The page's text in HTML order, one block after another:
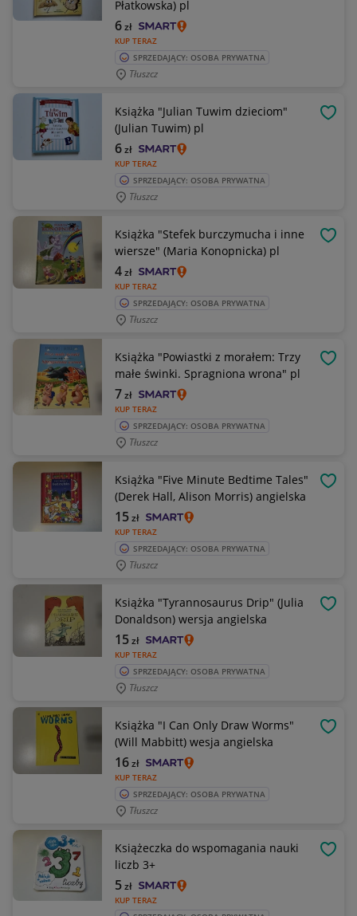
Płatkowska) pl
KUP TERAZ
6zł
SPRZEDAJĄCY: OSOBA PRYWATNA
Tłuszcz
Książka "Julian Tuwim dzieciom"
(Julian Tuwim) pl
KUP TERAZ
6zł
SPRZEDAJĄCY: OSOBA PRYWATNA
Tłuszcz
Książka "Stefek burczymucha i inne
wiersze" (Maria Konopnicka) pl
KUP TERAZ
4zł
SPRZEDAJĄCY: OSOBA PRYWATNA
Tłuszcz
Książka "Powiastki z morałem: Trzy
małe świnki. Spragniona wrona" pl
KUP TERAZ
7zł
SPRZEDAJĄCY: OSOBA PRYWATNA
Tłuszcz
Książka "Five Minute Bedtime Tales"
(Derek Hall, Alison Morris) angielska
KUP TERAZ
15zł
SPRZEDAJĄCY: OSOBA PRYWATNA
Tłuszcz
Książka "Tyrannosaurus Drip" (Julia
Donaldson) wersja angielska
KUP TERAZ
15zł
SPRZEDAJĄCY: OSOBA PRYWATNA
Tłuszcz
Książka "I Can Only Draw Worms"
(Will Mabbitt) wesja angielska
KUP TERAZ
16zł
SPRZEDAJĄCY: OSOBA PRYWATNA
Tłuszcz
Książeczka do wspomagania nauki
liczb 3+
KUP TERAZ
5zł